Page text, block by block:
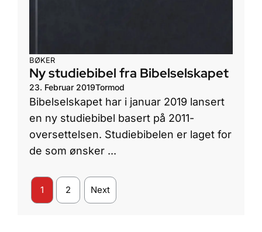
BØKER
Ny studiebibel fra Bibelselskapet
23. Februar 2019Tormod
Bibelselskapet har i januar 2019 lansert
en ny studiebibel basert på 2011-
oversettelsen. Studiebibelen er laget for
de som ønsker ...
1 2 Next